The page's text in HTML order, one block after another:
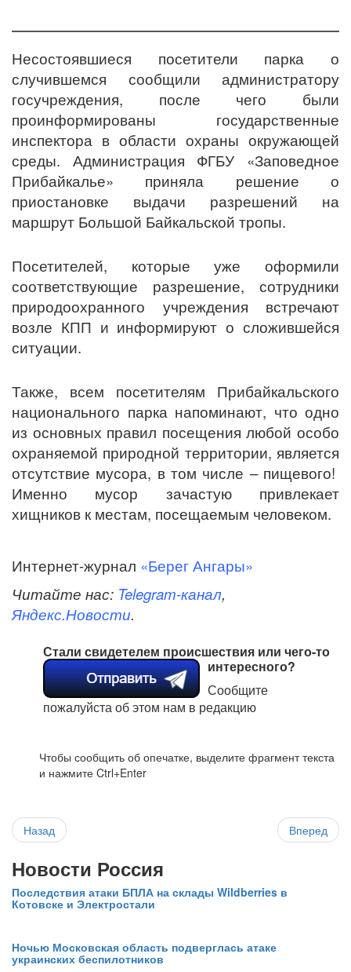
Несостоявшиеся посетители парка о
случившемся сообщили администратору
госучреждения, после чего были
проинформированы государственные
инспектора в области охраны окружающей
среды. Администрация ФГБУ «Заповедное
Прибайкалье» приняла решение о
приостановке выдачи разрешений на
маршрут Большой Байкальской тропы.
Посетителей, которые уже оформили
соответствующие разрешение, сотрудники
природоохранного учреждения встречают
возле КПП и информируют о сложившейся
ситуации.
Также, всем посетителям Прибайкальского
национального парка напоминают, что одно
из основных правил посещения любой особо
охраняемой природной территории, является
отсутствие мусора, в том числе – пищевого!
Именно мусор зачастую привлекает
хищников к местам, посещаемым человеком.
Интернет-журнал «Берег Ангары»
Читайте нас: Telegram-канал,
Яндекс.Новости.
Стали свидетелем происшествия или чего-то
интересного?
Сообщите
пожалуйста об этом нам в редакцию
Чтобы сообщить об опечатке, выделите фрагмент текста
и нажмите Ctrl+Enter
Назад Вперед
Новости Россия
Последствия атаки БПЛА на склады Wildberries в
Котовске и Электростали
Ночью Московская область подверглась атаке
украинских беспилотников